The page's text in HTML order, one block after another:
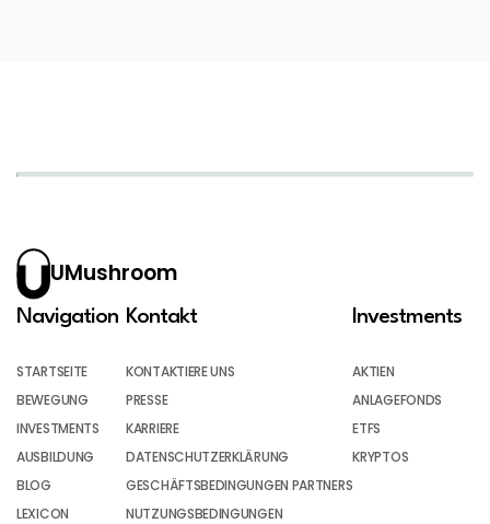
UMushroom
Navigation
STARTSEITE
BEWEGUNG
INVESTMENTS
AUSBILDUNG
BLOG
LEXICON
Kontakt
KONTAKTIERE UNS
PRESSE
KARRIERE
DATENSCHUTZERKLÄRUNG
GESCHÄFTSBEDINGUNGEN PARTNERS
NUTZUNGSBEDINGUNGEN
Investments
AKTIEN
ANLAGEFONDS
ETFS
KRYPTOS